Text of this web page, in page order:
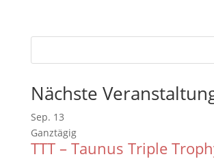
Nächste
Sep. 13
Ganztägig
TTT – Taunus Triple